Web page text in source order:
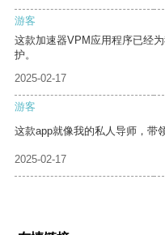
游客
这款加速器VPM应用程序已经
护。
2025-02-17
游客
这款app就像我的私人导师，带
2025-02-17